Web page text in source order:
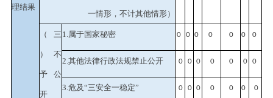
理结果
一情形，不计其他情形）
（三
）不
予公
开
1.属于国家秘密 0 0 0 0 0 0 0
2.其他法律行政法规禁止公开 0 0 0 0 0 0 0
3.危及“三安全一稳定” 0 0 0 0 0 0 0